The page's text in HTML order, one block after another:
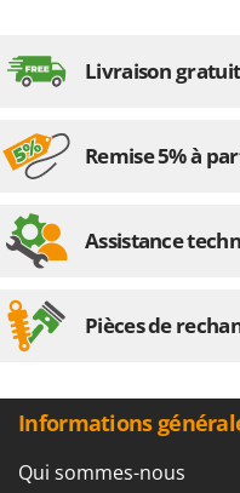
Livraison
Remise 5% à
Assistance
Pièces de
Informations
Qui sommes-nous